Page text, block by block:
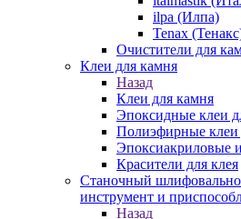
ilpa (Илпа)
Tenax
Очистители для
Клеи для камня
Назад
Клеи для камня
Эпоксидные клеи
Полиэфирные клеи
Эпоксиакриловые
Красители для клея
Станочный
инструмент и
Назад